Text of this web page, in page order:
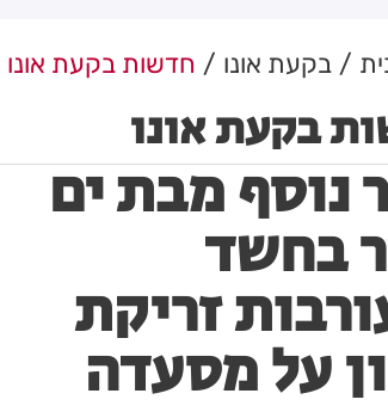
בקעת אונו חדשות בקעת אונו
בקעת אונו
נוסף מבת ים
בחשד
זריקת
על מסעדה